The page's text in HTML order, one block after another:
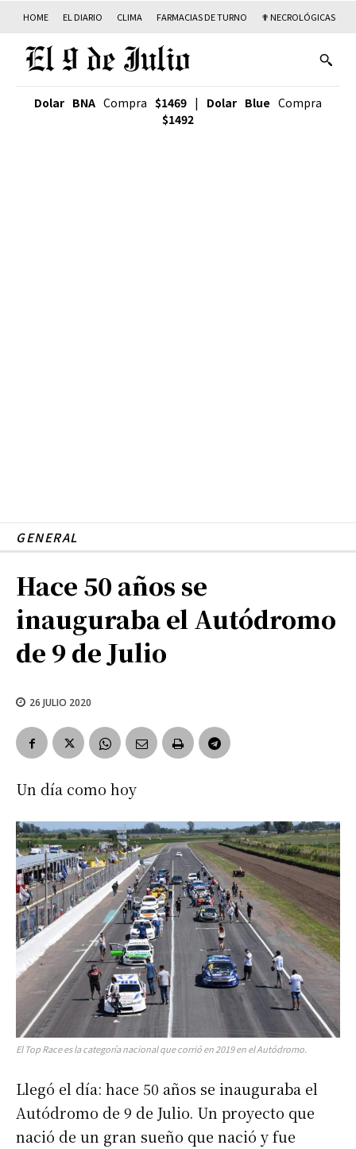
HOME EL DIARIO CLIMA FARMACIAS DE TURNO ✟ NECROLÓGICAS
Dolar BNA Compra $1469 | Dolar Blue Compra
$1492
GENERAL
Hace 50 años se
inauguraba el Autódromo
de 9 de Julio
26 JULIO 2020
Un día como hoy
El Top Race es la categoría nacional que corrió en 2019 en el Autódromo.
Llegó el día: hace 50 años se inauguraba el
Autódromo de 9 de Julio. Un proyecto que
nació de un gran sueño que nació y fue